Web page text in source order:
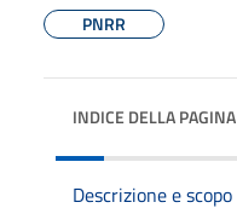
PNRR
INDICE DELLA PAGINA
Descrizione e scopo